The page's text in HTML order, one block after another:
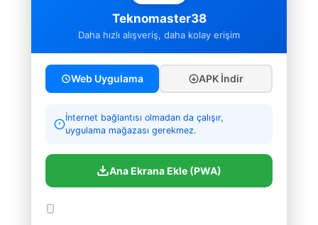
750.00₺ 1,500.00
1,150.00
teknOMaster 8i
Teknomaster38
Daha hızlı alışveriş, daha kolay erişim
Web Uygulama APK İndir
İnternet bağlantısı olmadan da çalışır,
uygulama mağazası gerekmez.
Ana Ekrana Ekle (PWA)